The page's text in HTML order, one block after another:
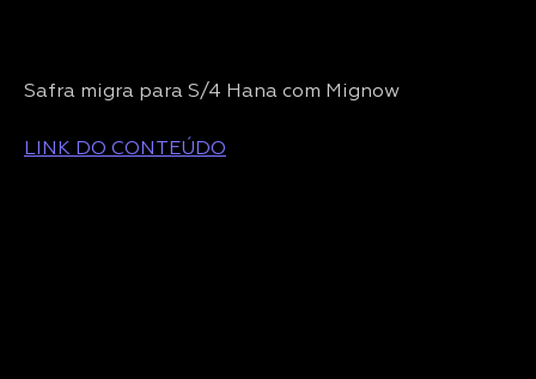
Safra migra para S/4 Hana com Mignow
LINK DO CONTEÚDO